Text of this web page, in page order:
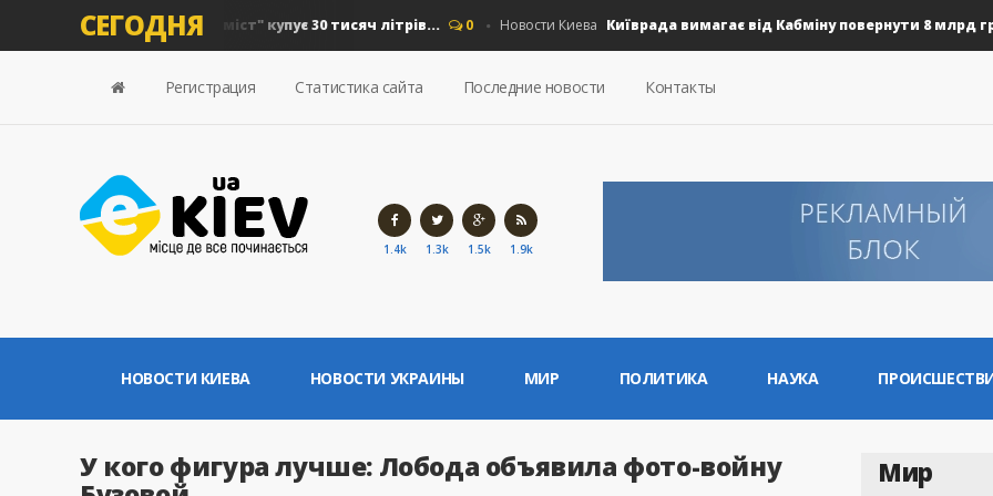
СЕГОДНЯ
дизель: "Київавтошляхміст" купує 30 тисяч літрів... 0 Новости Киева Київрада вимагає від Кабміну повернути 8 млрд грн
Регистрация Статистика сайта Последние новости Контакты
1.4k 1.3k 1.5k 1.9k
НОВОСТИ КИЕВА НОВОСТИ УКРАИНЫ МИР ПОЛИТИКА НАУКА
У кого фигура лучше: Лобода объявила фото-войну Мир